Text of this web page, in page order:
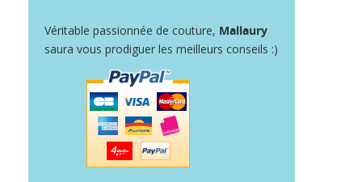
Véritable passionnée de couture, Mallaury
saura vous prodiguer les meilleurs conseils :)